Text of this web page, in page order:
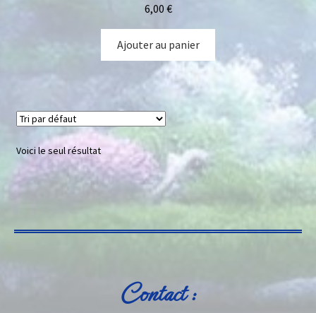
6,00 €
Ajouter au panier
Voici le seul résultat
Contact :